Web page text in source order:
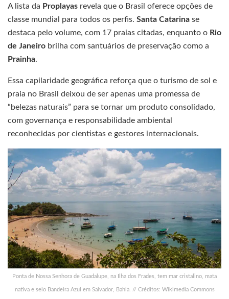
A lista da Proplayas revela que o Brasil oferece opções de
classe mundial para todos os perfis. Santa Catarina se
destaca pelo volume, com 17 praias citadas, enquanto o Rio
de Janeiro brilha com santuários de preservação como a
Prainha.
Essa capilaridade geográfica reforça que o turismo de sol e
praia no Brasil deixou de ser apenas uma promessa de
“belezas naturais” para se tornar um produto consolidado,
com governança e responsabilidade ambiental
reconhecidas por cientistas e gestores internacionais.
Ponta de Nossa Senhora de Guadalupe, na Ilha dos Frades, tem mar cristalino, mata
nativa e selo Bandeira Azul em Salvador, Bahia. // Créditos: Wikimedia Commons